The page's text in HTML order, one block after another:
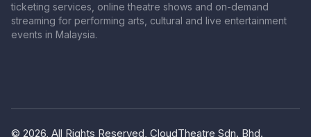
ticketing services, online theatre shows and on-demand
streaming for performing arts, cultural and live entertainment
events in Malaysia.
© 2026, All Rights Reserved, CloudTheatre Sdn. Bhd.